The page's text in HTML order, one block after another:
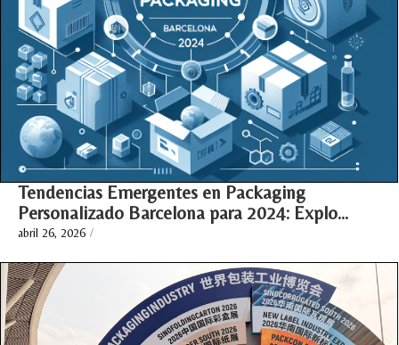
Tendencias Emergentes en Packaging
Personalizado Barcelona para 2024: Explo…
abril 26, 2026 /